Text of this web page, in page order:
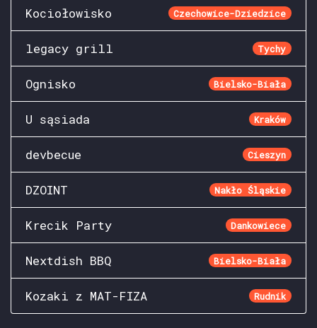
Kociołowisko Czechowice-Dziedzice
legacy grill Tychy
Ognisko Bielsko-Biała
U sąsiada Kraków
devbecue Cieszyn
DZOINT Nakło Śląskie
Krecik Party Dankowiece
Nextdish BBQ Bielsko-Biała
Kozaki z MAT-FIZA Rudnik